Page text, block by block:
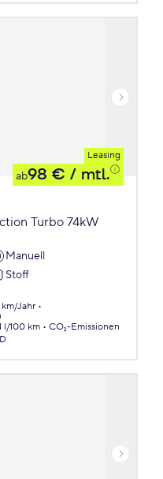
Leasing
ab98 € / mtl.
Turbo 74kW
Manuell
Stoff
Jahr
l/100 km
CO₂-Emissionen
D